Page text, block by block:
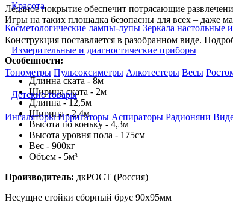
Красота
Косметологические лампы-лупы Зеркала настольные
Измерительные и диагностические приборы
Тонометры Пульсоксиметры Алкотестеры Весы
Детские товары
Ингаляторы Ирригаторы Аспираторы Радионяни
Ледяное покрытие обеспечит потрясающие
Игры на таких площадка безопасны для всех – даже
Конструкция поставляется в разобранном виде.
Особенности:
Длинна ската - 8м
Ширина ската - 2м
Длинна - 12,5м
Ширина - 2,4м
Высота по коньку - 4,3м
Высота уровня пола - 175см
Вес - 900кг
Объем - 5м³
Производитель: дкРОСТ (Россия)
Несущие стойки сборный брус 90х95мм